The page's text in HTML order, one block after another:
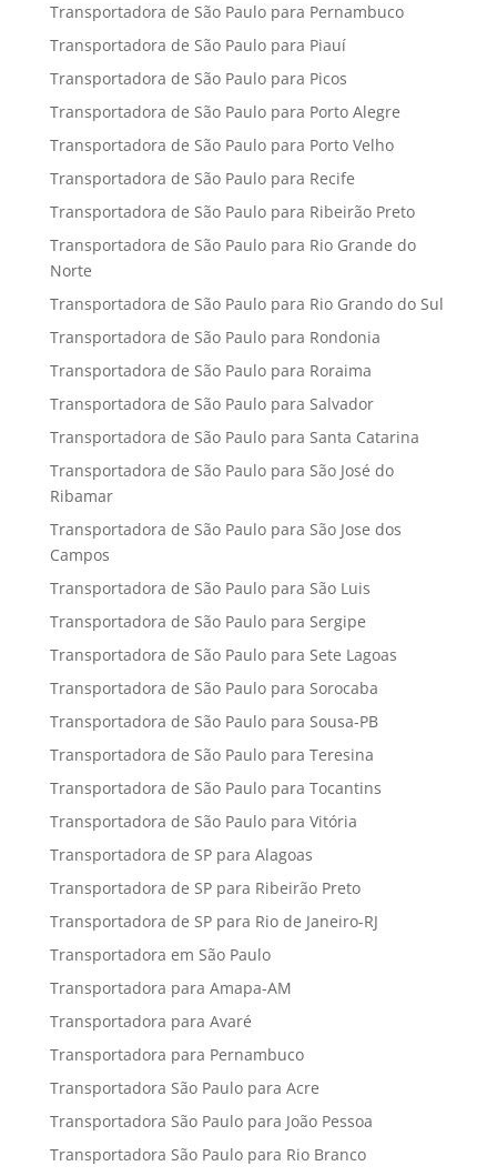
Transportadora de São Paulo para Pernambuco
Transportadora de São Paulo para Piauí
Transportadora de São Paulo para Picos
Transportadora de São Paulo para Porto Alegre
Transportadora de São Paulo para Porto Velho
Transportadora de São Paulo para Recife
Transportadora de São Paulo para Ribeirão Preto
Transportadora de São Paulo para Rio Grande do
Norte
Transportadora de São Paulo para Rio Grando do Sul
Transportadora de São Paulo para Rondonia
Transportadora de São Paulo para Roraima
Transportadora de São Paulo para Salvador
Transportadora de São Paulo para Santa Catarina
Transportadora de São Paulo para São José do
Ribamar
Transportadora de São Paulo para São Jose dos
Campos
Transportadora de São Paulo para São Luis
Transportadora de São Paulo para Sergipe
Transportadora de São Paulo para Sete Lagoas
Transportadora de São Paulo para Sorocaba
Transportadora de São Paulo para Sousa-PB
Transportadora de São Paulo para Teresina
Transportadora de São Paulo para Tocantins
Transportadora de São Paulo para Vitória
Transportadora de SP para Alagoas
Transportadora de SP para Ribeirão Preto
Transportadora de SP para Rio de Janeiro-RJ
Transportadora em São Paulo
Transportadora para Amapa-AM
Transportadora para Avaré
Transportadora para Pernambuco
Transportadora São Paulo para Acre
Transportadora São Paulo para João Pessoa
Transportadora São Paulo para Rio Branco